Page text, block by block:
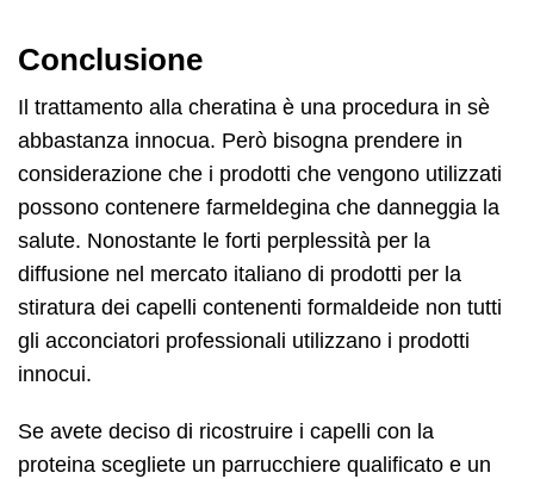
Conclusione
Il trattamento alla cheratina ѐ una procedura in sѐ
abbastanza innocua. Però bisogna prendere in
considerazione che i prodotti che vengono utilizzati
possono contenere farmeldegina che danneggia la
salute. Nonostante le forti perplessità per la
diffusione nel mercato italiano di prodotti per la
stiratura dei capelli contenenti formaldeide non tutti
gli acconciatori professionali utilizzano i prodotti
innocui.
Se avete deciso di ricostruire i capelli con la
proteina scegliete un parrucchiere qualificato e un